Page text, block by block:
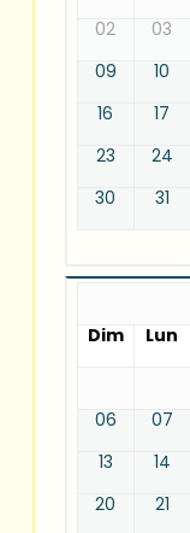
02
03
09
10
16
17
23
24
30
31
Dim
Lun
06
07
13
14
20
21